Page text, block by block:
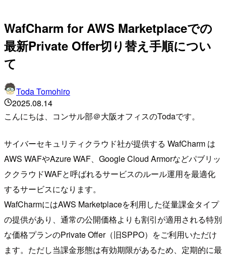
WafCharm for AWS Marketplaceでの
最新Private Offer切り替え手順につい
て
Toda Tomohiro
2025.08.14
こんにちは、コンサル部＠大阪オフィスのTodaです。
サイバーセキュリティクラウド社が提供する WafCharm は
AWS WAFやAzure WAF、Google Cloud Armorなどパブリッ
ククラウドWAFと呼ばれるサービスのルール運用を最適化
するサービスになります。
WafCharmにはAWS Marketplaceを利用した従量課金タイプ
の提供があり、通常の公開価格よりも割引が適用される特別
な価格プランのPrivate Offer（旧SPPO）をご利用いただけ
ます。ただし当課金形態は有効期限があるため、定期的に最